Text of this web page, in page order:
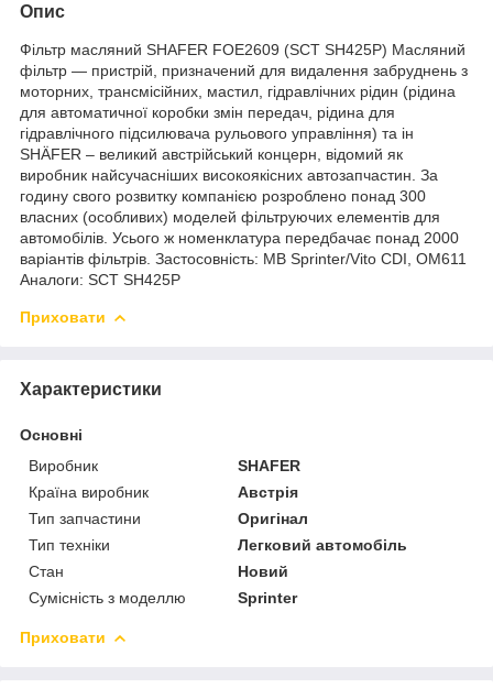
Опис
Фільтр масляний SHAFER FOE2609 (SCT SH425P) Масляний
фільтр — пристрій, призначений для видалення забруднень з
моторних, трансмісійних, мастил, гідравлічних рідин (рідина
для автоматичної коробки змін передач, рідина для
гідравлічного підсилювача рульового управління) та ін
SHÄFER – великий австрійський концерн, відомий як
виробник найсучасніших високоякісних автозапчастин. За
годину свого розвитку компанією розроблено понад 300
власних (особливих) моделей фільтруючих елементів для
автомобілів. Усього ж номенклатура передбачає понад 2000
варіантів фільтрів. Застосовність: MB Sprinter/Vito CDI, OM611
Аналоги: SCT SH425P
Приховати
Характеристики
Основні
Виробник
SHAFER
Країна виробник
Австрія
Тип запчастини
Оригінал
Тип техніки
Легковий автомобіль
Стан
Новий
Сумісність з моделлю
Sprinter
Приховати